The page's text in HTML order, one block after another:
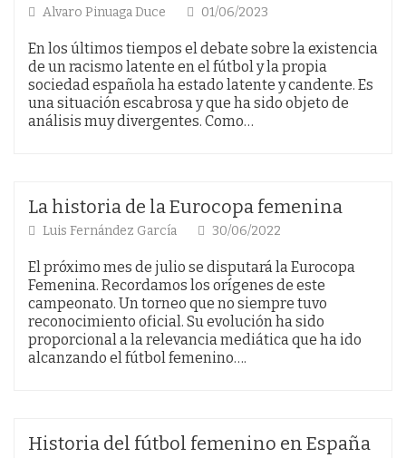
Alvaro Pinuaga Duce 01/06/2023
En los últimos tiempos el debate sobre la existencia
de un racismo latente en el fútbol y la propia
sociedad española ha estado latente y candente. Es
una situación escabrosa y que ha sido objeto de
análisis muy divergentes. Como…
La historia de la Eurocopa femenina
Luis Fernández García 30/06/2022
El próximo mes de julio se disputará la Eurocopa
Femenina. Recordamos los orígenes de este
campeonato. Un torneo que no siempre tuvo
reconocimiento oficial. Su evolución ha sido
proporcional a la relevancia mediática que ha ido
alcanzando el fútbol femenino….
Historia del fútbol femenino en España